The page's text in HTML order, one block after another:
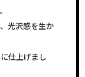
光沢感を生か
仕上げまし